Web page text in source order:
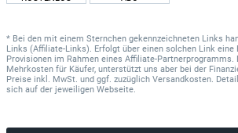
* Bei den mit einem Sternchen gekennzeichneten Links
Links (Affiliate-Links). Erfolgt über einen solchen Link eine
Provisionen im Rahmen eines Affiliate-Partnerprogramms.
Mehrkosten für Käufer, unterstützt uns aber bei der
Preise inkl. MwSt. und ggf. zuzüglich Versandkosten.
sich auf der jeweiligen Webseite.